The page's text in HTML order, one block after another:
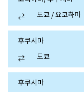
⇄
도쿄 / 요코하마
후쿠시마
⇄
도쿄
후쿠시마